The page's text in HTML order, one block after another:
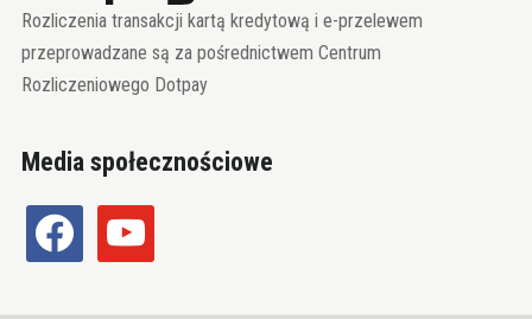
Rozliczenia transakcji kartą kredytową i e-przelewem
przeprowadzane są za pośrednictwem Centrum
Rozliczeniowego Dotpay
Media społecznościowe
facebook youtube